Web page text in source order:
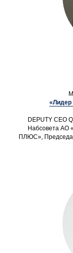
«Лидер
DEPUTY CEO
Набсовета АО
ПЛЮС»,